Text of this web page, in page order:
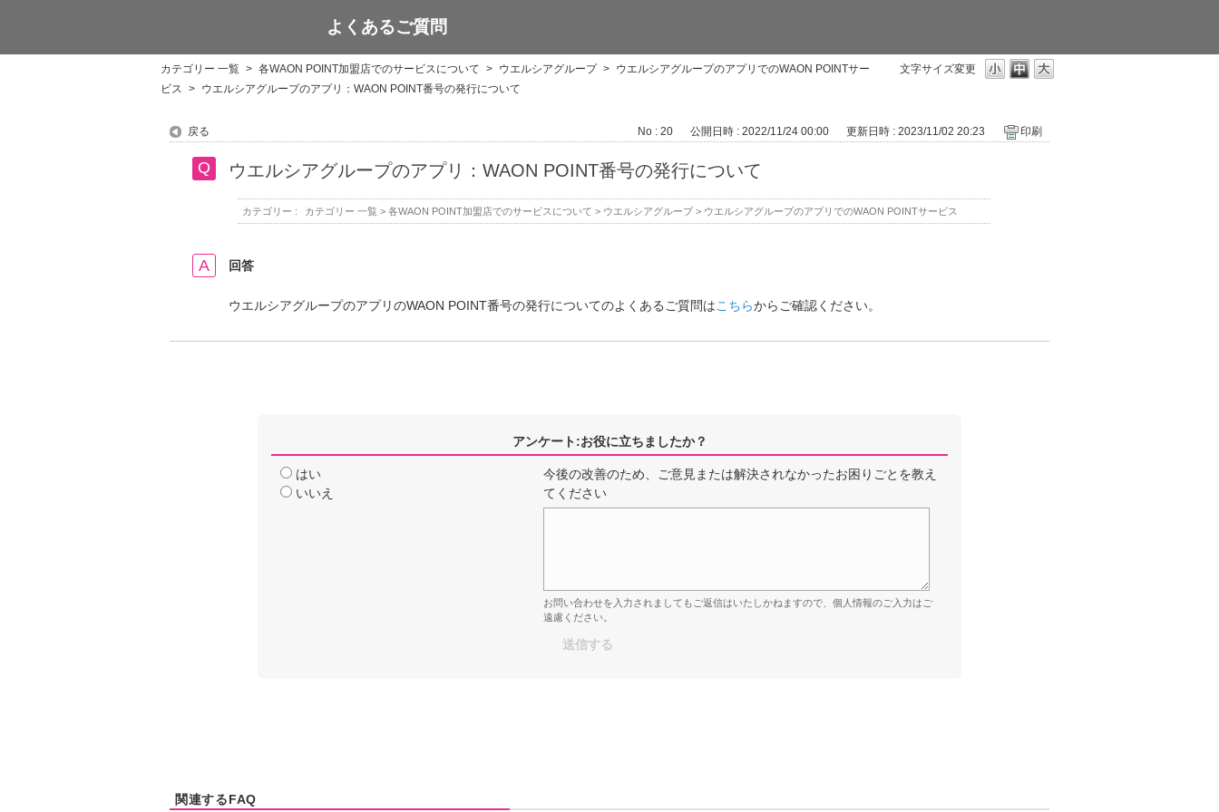
WAON POINT
よくあるご質問
文字サイズ変更
カテゴリー 一覧 > 各WAON POINT加盟店でのサービスについて > ウエルシアグループ > ウエルシアグループのアプリでのWAON POINTサー
ビス > ウエルシアグループのアプリ：WAON POINT番号の発行について
戻る No : 20 公開日時 : 2022/11/24 00:00 更新日時 : 2023/11/02 20:23 印刷
ウエルシアグループのアプリ：WAON POINT番号の発行について
カテゴリー : カテゴリー 一覧 > 各WAON POINT加盟店でのサービスについて > ウエルシアグループ> ウエルシアグループのアプリでのWAON POINTサービス
回答
ウエルシアグループのアプリのWAON POINT番号の発行についてのよくあるご質問はこちらからご確認ください。
アンケート:お役に立ちましたか？
はい
いいえ
今後の改善のため、ご意見または解決されなかったお困りごとを教え
てください
お問い合わせを入力されましてもご返信はいたしかねますので、個人情報のご入力はご
遠慮ください。
関連するFAQ